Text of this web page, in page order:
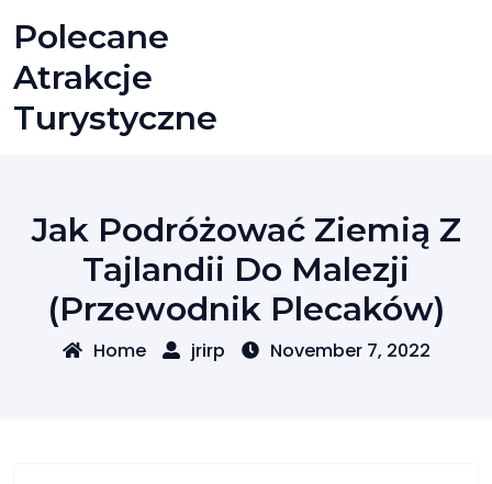
content
Polecane
Atrakcje
Turystyczne
Jak Podróżować Ziemią Z
Tajlandii Do Malezji
(przewodnik Plecaków)
Home jrirp November 7, 2022